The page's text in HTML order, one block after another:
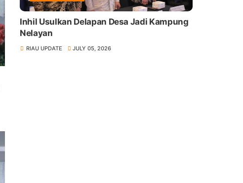
Inhil Usulkan Delapan Desa Jadi Kampung
Nelayan
RIAU UPDATE JULY 05, 2026